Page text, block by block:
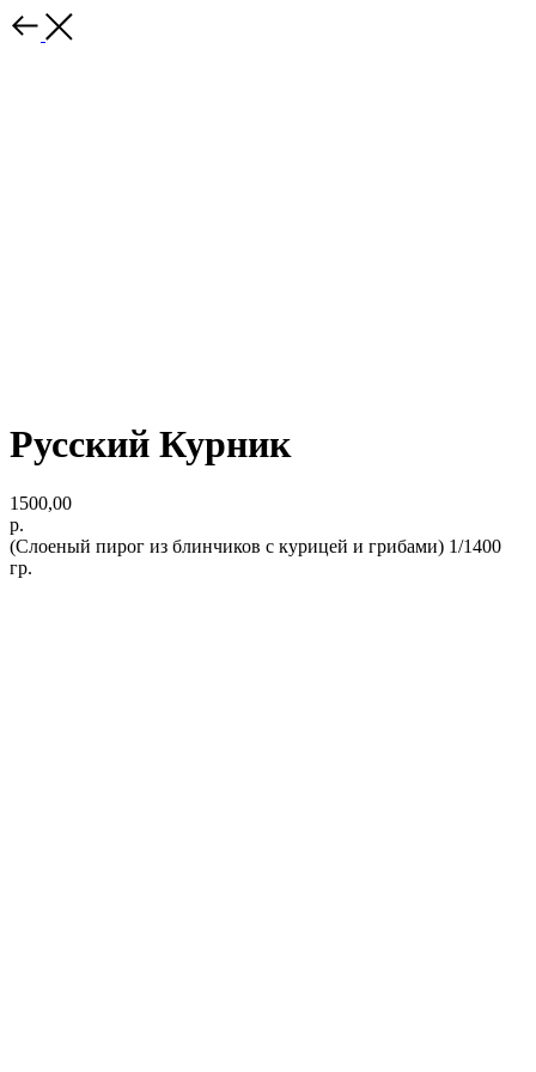
Русский Курник
1500,00
р.
(Слоеный пирог из блинчиков с курицей и грибами) 1/1400
гр.